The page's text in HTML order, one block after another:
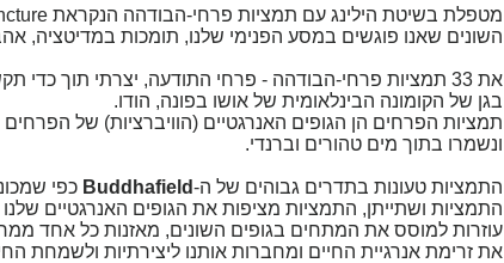
השונים שאנו פוגשים במסע הפנימי שלנו, תומכות במדיטציה,
בגן של הקומונה הבינלאומית של אושו בפונה, הודו.
תמציות הפרחים הן הגופים האנרגטיים (הוויברציות) של
ונשמרו בתוך מים טהורים וברנדי.
התמציות טעונות בתדרים גבוהים של ה-Buddhafield כפי
התמציות ושתייתן, התמציות מציפות את הגופים האנרגטיים שלנו
עוזרות למוסס את המתחים בגופים השונים, מאזנות כל אחד
את זרימת אנרגיית החיים ומחברות אותנו ליצירתיות ולשמחת